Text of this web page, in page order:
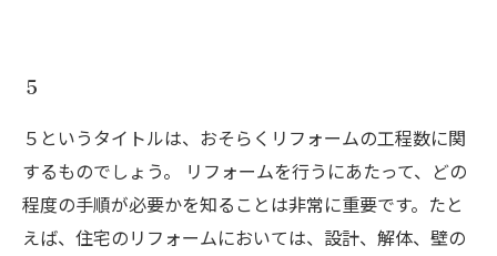
５
５というタイトルは、おそらくリフォームの工程数に関
するものでしょう。 リフォームを行うにあたって、どの
程度の手順が必要かを知ることは非常に重要です。たと
えば、住宅のリフォームにおいては、設計、解体、壁の